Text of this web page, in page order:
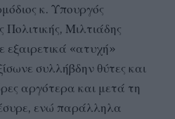
κ. Υπουργός
Πολιτικής, Μιλτιάδης
εξαιρετικά «ατυχή»
συλλήβδην θύτες και
αργότερα και μετά τη
ενώ παράλληλα